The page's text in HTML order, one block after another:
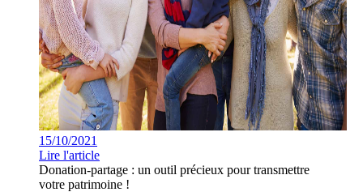
15/10/2021
Lire l'article
Donation-partage : un outil précieux pour transmettre
votre patrimoine !